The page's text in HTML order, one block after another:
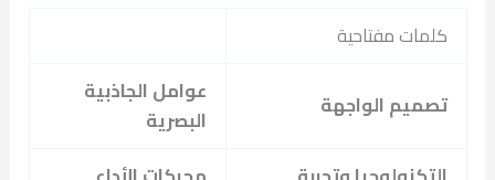
كلمات مفتاحية
تصميم الواجهة
عوامل الجاذبية
البصرية